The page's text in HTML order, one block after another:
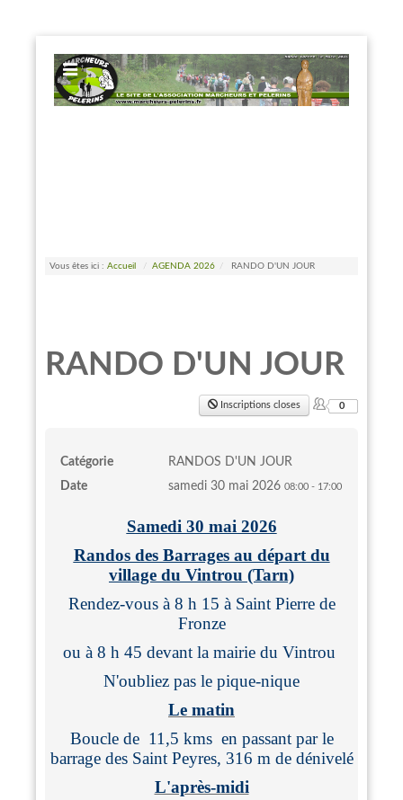
EXPOSE FRAMEWORK FOR JOOMLA 2.5 AND 3.0+
Vous êtes ici : Accueil / AGENDA 2026 / RANDO D'UN JOUR
RANDO D'UN JOUR
Inscriptions closes 0
Catégorie
RANDOS D'UN JOUR
Date
samedi 30 mai 2026 08:00- 17:00
Samedi 30 mai 2026
Randos des Barrages au départ du
village du Vintrou (Tarn)
Rendez-vous à 8 h 15 à Saint Pierre de
Fronze
ou à 8 h 45 devant la mairie du Vintrou
N'oubliez pas le pique-nique
Le matin
Boucle de 11,5 kms en passant par le
barrage des Saint Peyres, 316 m de dénivelé
L'après-midi